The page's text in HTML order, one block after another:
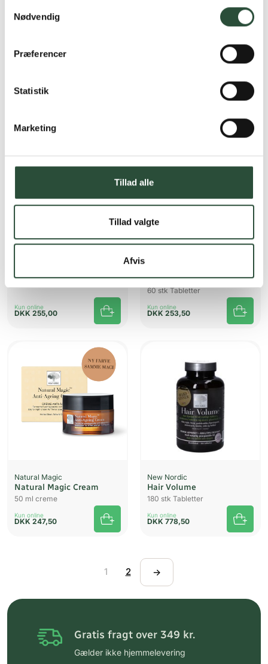
Nødvendig
Præferencer
Statistik
Marketing
Tillad alle
Tillad valgte
Afvis
New Nordic
Kun online
DKK201,00
Hair Volume Shine Serum
60 stk Kapsler
Kun online
DKK 255,00
Strong
60 stk Tabletter
Kun online
DKK 253,50
Natural Magic
Natural Magic Cream
50 ml creme
Kun online
DKK 247,50
New Nordic
Hair Volume
180 stk Tabletter
Kun online
DKK 778,50
1 2 →
Gratis fragt over 349 kr.
Gælder ikke hjemmelevering